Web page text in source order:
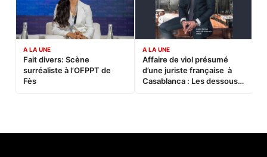
A LA UNE
Fait divers: Scène
surréaliste à l’OFPPT de
Fès
A LA UNE
Affaire de viol présumé
d’une juriste française à
Casablanca : Les dessous